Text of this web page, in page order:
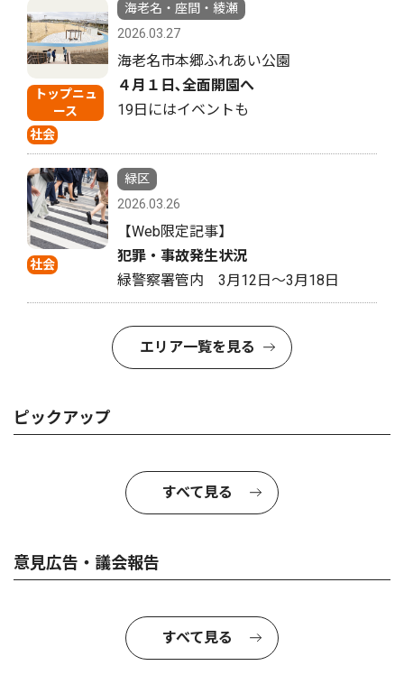
トップニュ
ース
社会
海老名・座間・綾瀬
2026.03.27
海老名市本郷ふれあい公園
４月１日､全面開園へ
19日にはイベントも
社会
緑区
2026.03.26
【Web限定記事】
犯罪・事故発生状況
緑警察署管内 3月12日〜3月18日
エリア一覧を見る
ピックアップ
すべて見る
意見広告・議会報告
すべて見る